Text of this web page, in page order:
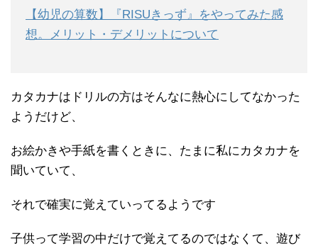
【幼児の算数】『RISUきっず』をやってみた感
想。メリット・デメリットについて
カタカナはドリルの方はそんなに熱心にしてなかった
ようだけど、
お絵かきや手紙を書くときに、たまに私にカタカナを
聞いていて、
それで確実に覚えていってるようです
子供って学習の中だけで覚えてるのではなくて、遊び